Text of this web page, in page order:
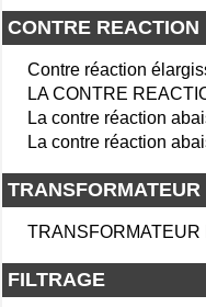
CONTRE REACTION
Contre réaction
LA CONTRE
La contre réaction
La contre réaction
TRANSFORMATEUR
TRANSFORMATEUR
FILTRAGE